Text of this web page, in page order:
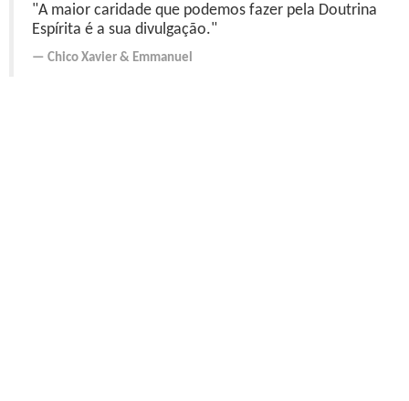
"A maior caridade que podemos fazer pela Doutrina
Espírita é a sua divulgação."
Chico Xavier & Emmanuel